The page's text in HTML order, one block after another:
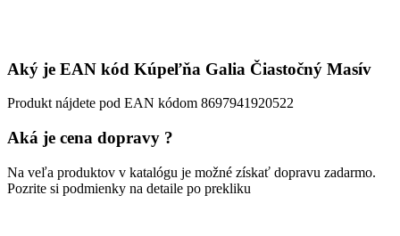
Aký je EAN kód Kúpeľňa Galia Čiastočný Masív
Produkt nájdete pod EAN kódom 8697941920522
Aká je cena dopravy ?
Na veľa produktov v katalógu je možné získať dopravu zadarmo.
Pozrite si podmienky na detaile po prekliku